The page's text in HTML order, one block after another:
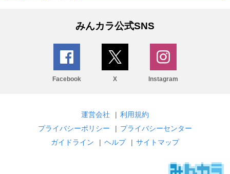
みんカラ公式SNS
Facebook X Instagram
運営会社 | 利用規約
プライバシーポリシー
| プライバシーセンター
ガイドライン
| ヘルプ | サイトマップ